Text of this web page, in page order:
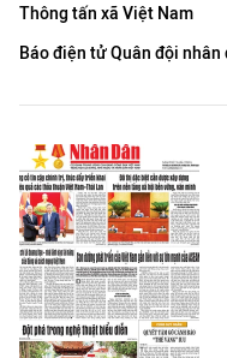
Thông tấn xã Việt Nam
Báo điện tử Quân đội nhân